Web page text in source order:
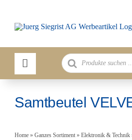
springen
Products
search
Samtbeutel
Home» Ganzes Sortiment» Elektronik & Technik